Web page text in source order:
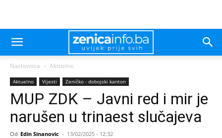
Naslovnica Aktuelno
Aktuelno Vijesti Zeničko - dobojski kanton
MUP ZDK – Javni red i mir je
narušen u trinaest slučajeva
Od Edin Sinanovic - 13/02/2025 - 12:32